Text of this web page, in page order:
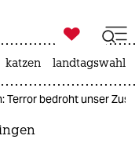

taz zahl ich
katzen landtagswahl
Terror bedroht unser